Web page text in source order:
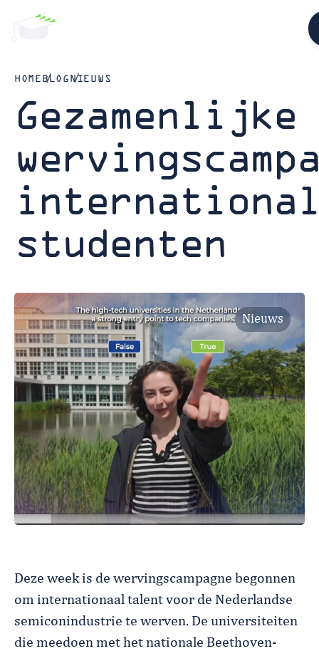
HOMEBLOGNIEUWS
Gezamenlijke
studenten
Nieuws
Deze week is de wervingscampagne begonnen
om internationaal talent voor de Nederlandse
semiconindustrie te werven. De universiteiten
die meedoen met het nationale Beethoven-